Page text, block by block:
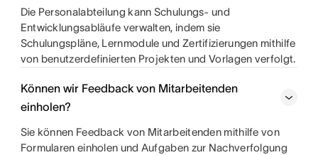
Die Personalabteilung kann Schulungs- und
Entwicklungsabläufe verwalten, indem sie
Schulungspläne, Lernmodule und Zertifizierungen mithilfe
von benutzerdefinierten Projekten und Vorlagen verfolgt.
Können wir Feedback von Mitarbeitenden
einholen?
Sie können Feedback von Mitarbeitenden mithilfe von
Formularen einholen und Aufgaben zur Nachverfolgung